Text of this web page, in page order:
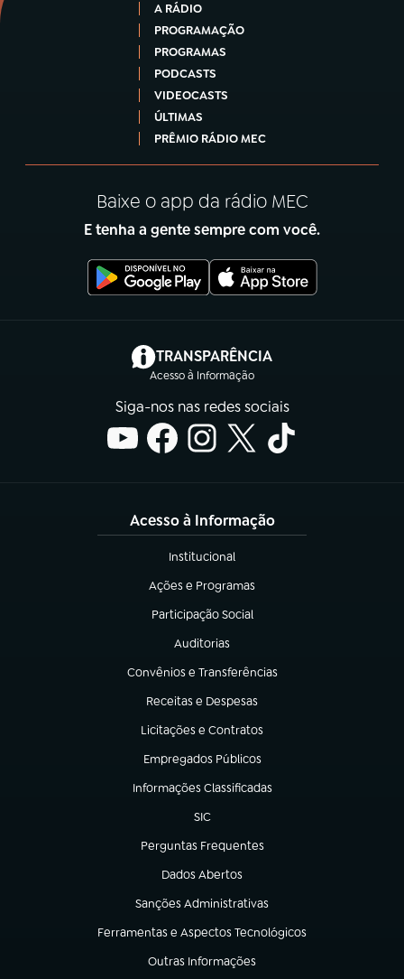
A RÁDIO
PROGRAMAÇÃO
PROGRAMAS
PODCASTS
VIDEOCASTS
ÚLTIMAS
PRÊMIO RÁDIO MEC
Baixe o app da rádio MEC
E tenha a gente sempre com você.
TRANSPARÊNCIA
Acesso à Informação
(abre em nova aba)
Siga-nos nas redes sociais
Acesso à Informação
Institucional
(abre em nova aba)
Ações e Programas
(abre em nova aba)
Participação Social
(abre em nova aba)
Auditorias
(abre em nova aba)
Convênios e Transferências
(abre em nova aba)
Receitas e Despesas
(abre em nova aba)
Licitações e Contratos
(abre em nova aba)
Empregados Públicos
(abre em nova aba)
Informações Classificadas
(abre em nova aba)
SIC
(abre em nova aba)
Perguntas Frequentes
(abre em nova aba)
Dados Abertos
(abre em nova aba)
Sanções Administrativas
(abre em nova aba)
Ferramentas e Aspectos Tecnológicos
(abre em nova aba)
Outras Informações
(abre em nova aba)